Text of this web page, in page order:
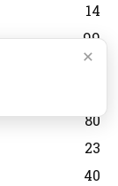
14
99
4
80
23
40
×